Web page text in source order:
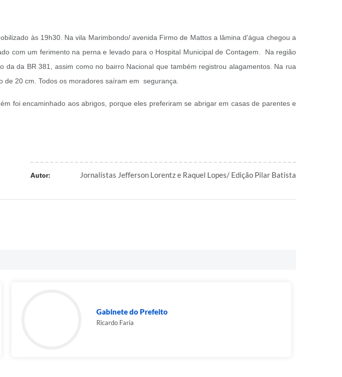
às 19h30. Na vila Marimbondo/ avenida Firmo de Mattos a lâmina d'água chegou a
com um ferimento na perna e levado para o Hospital Municipal de Contagem. Na região
da BR 381, assim como no bairro Nacional que também registrou alagamentos. Na rua
20 cm. Todos os moradores saíram em segurança.
foi encaminhado aos abrigos, porque eles preferiram se abrigar em casas de parentes e
Autor: Jornalistas Jefferson Lorentz e Raquel Lopes/ Edição Pilar Batista
Gabinete do Prefeito
Ricardo Faria